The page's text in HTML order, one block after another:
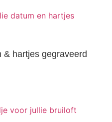
& hartjes gegraveerd